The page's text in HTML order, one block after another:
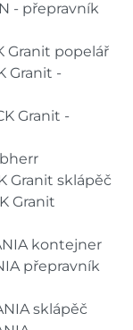
- přepravník
Granit popelář
Granit -
Granit -
Granit sklápěč
Granit
kontejner
přepravník
sklápěč